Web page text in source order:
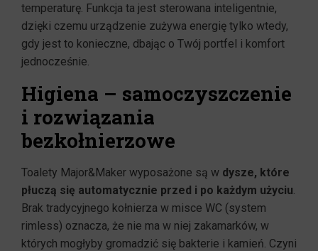
temperaturę. Funkcja ta jest sterowana inteligentnie,
dzięki czemu urządzenie zużywa energię tylko wtedy,
gdy jest to konieczne, dbając o Twój portfel i komfort
jednocześnie.
Higiena – samoczyszczenie
i rozwiązania
bezkołnierzowe
Toalety Major&Maker wyposażone są w dysze, które
płuczą się automatycznie przed i po każdym użyciu
Brak tradycyjnego kołnierza w misce WC (system
rimless) oznacza, że nie ma w niej zakamarków, w
których mogłyby gromadzić się bakterie i kamień. Czyni